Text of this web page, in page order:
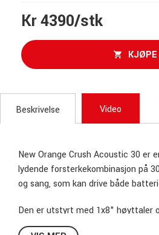
Kr 4390/stk
KJØPE
Beskrivelse Video
New Orange Crush Acoustic 30 er
lydende forsterkekombinasjon på
og sang, som kan drive både
Den er utstyrt med 1x8" høyttaler
chorus, notch filter for å eliminere